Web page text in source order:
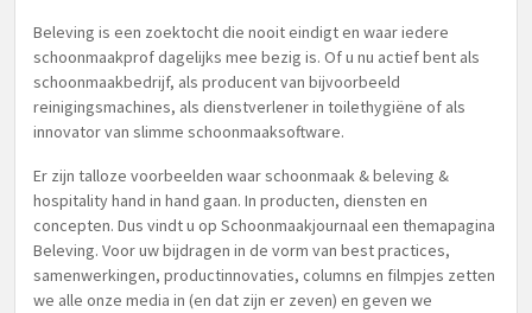
Beleving is een zoektocht die nooit eindigt en waar iedere
schoonmaakprof dagelijks mee bezig is. Of u nu actief bent als
schoonmaakbedrijf, als producent van bijvoorbeeld
reinigingsmachines, als dienstverlener in toilethygiëne of als
innovator van slimme schoonmaaksoftware.
Er zijn talloze voorbeelden waar schoonmaak & beleving &
hospitality hand in hand gaan. In producten, diensten en
concepten. Dus vindt u op Schoonmaakjournaal een themapagina
Beleving. Voor uw bijdragen in de vorm van best practices,
samenwerkingen, productinnovaties, columns en filmpjes zetten
we alle onze media in (en dat zijn er zeven) en geven we